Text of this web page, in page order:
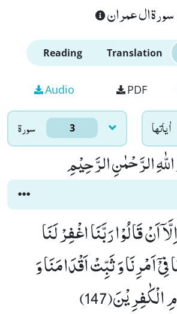
سورة ال عمران
Reading Translation
Audio PDF
سورۃ 3 اٰياتها
الرَّحْمٰنِ الرَّحِیْمِ
اَنْ قَالُوْا رَبَّنَا اغْفِرْ لَنَا
فِیْۤ اَمْرِنَا وَ ثَبِّتْ اَقْدَامَنَا وَ